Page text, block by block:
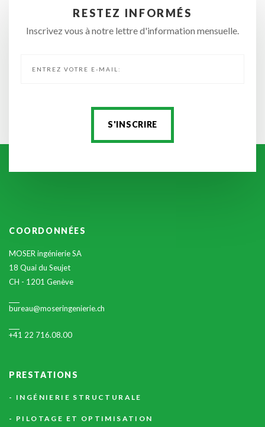
RESTEZ INFORMÉS
Inscrivez vous à notre lettre d'information mensuelle.
COORDONNÉES
MOSER ingénierie SA
18 Quai du Seujet
CH - 1201 Genève
bureau@moseringenierie.ch
+41 22 716.08.00
PRESTATIONS
INGÉNIERIE STRUCTURALE
PILOTAGE ET OPTIMISATION